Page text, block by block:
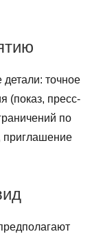
точное
(показ, пресс-
по
приглашение